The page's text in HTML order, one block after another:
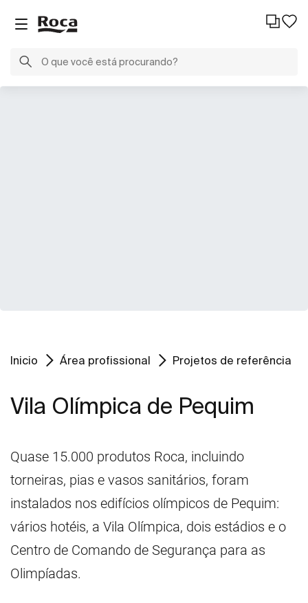
Inicio Área profissional Projetos de referência
Vila Olímpica de Pequim
Quase 15.000 produtos Roca, incluindo
torneiras, pias e vasos sanitários, foram
instalados nos edifícios olímpicos de Pequim:
vários hotéis, a Vila Olímpica, dois estádios e o
Centro de Comando de Segurança para as
Olimpíadas.